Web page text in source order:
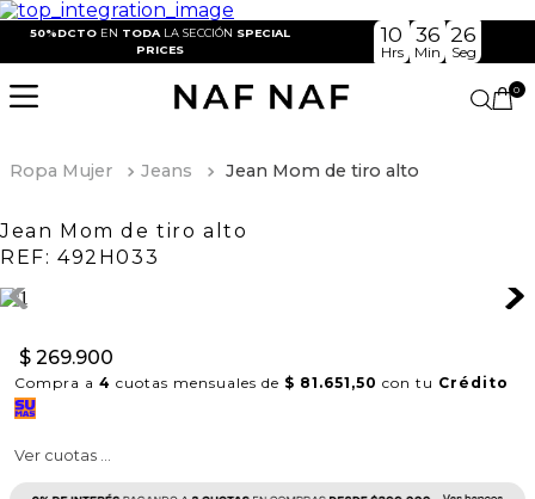
50%DCTO EN TODA LA SECCIÓN SPECIAL
PRICES
10
Hrs
36
Min
26
Seg
0
Ropa Mujer Jeans Jean Mom de tiro alto
Jean Mom de tiro alto
REF: 492H033
$ 269.900
Compra a 4 cuotas mensuales de $ 81.651,50 con tu Crédito
Ver cuotas ...